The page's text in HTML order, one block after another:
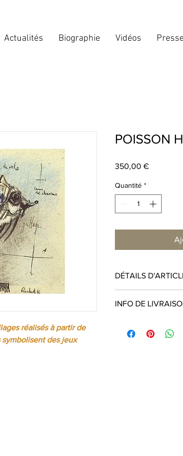
Actualités Biographie Vidéos Presse
réalisés à partir de
des jeux
POISSON
350,00 €Prix
Quantité *
DÉTAILS
datés par l’artiste.
INFO DE
20€ en UE, Forfait